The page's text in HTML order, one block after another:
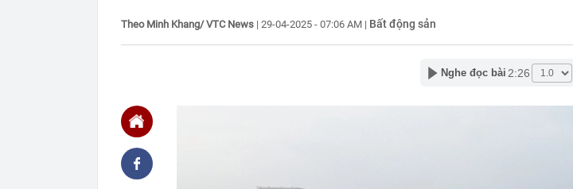
14:20
Luật hóa nhiều chính sách về viễn thông, giao dịch điện tử và
Ông Phạm Nhật Vượng xây công viên câu cá rừng ngập mặn
Theo Minh Khang/ VTC News | 29-04-2025 - 07:06 AM | Bất động sản
Nghe đọc bài 2:26